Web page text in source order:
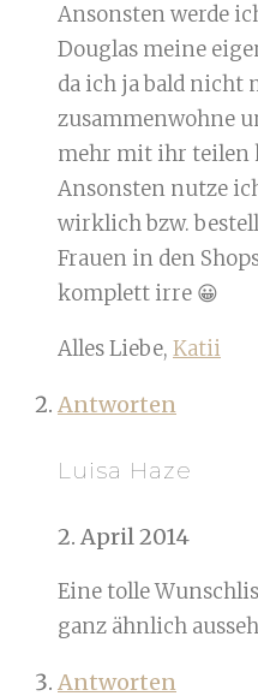
Ansonsten werde
Douglas meine
da ich ja bald nicht
zusammenwohne
mehr mit ihr teilen
Ansonsten nutze
wirklich bzw.
Frauen in den
komplett irre 😀
Alles Liebe, Katii
Antworten
Luisa Haze
2. April 2014
Eine tolle
ganz ähnlich
Antworten